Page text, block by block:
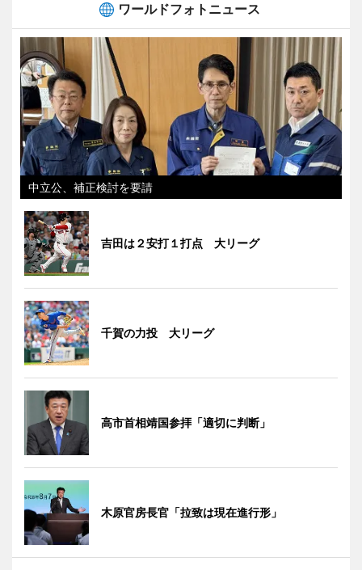
ワールドフォトニュース
中立公、補正検討を要請
吉田は２安打１打点 大リーグ
千賀の力投 大リーグ
高市首相靖国参拝「適切に判断」
木原官房長官「拉致は現在進行形」